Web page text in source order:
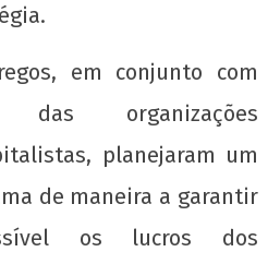
em conjunto com
organizações
planejaram um
de maneira a garantir
os lucros dos